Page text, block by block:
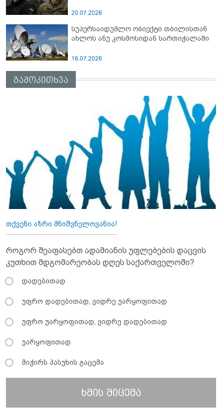
20.07.2026
სუპერსაიდუმლო ობიექტი თბილისთან
ახლოს ანუ კოსმოსიდან სართიჭალაში
16.07.2026
გამოკითხვა
თქვენი აზრი მნიშვნელოვანია!
როგორ შეაფასებთ ადამიანის უფლებების დაცვის
კუთხით მდგომარეობას დღეს საქართველოში?
დადებითად
უფრო დადებითად, ვიდრე უარყოფითად
უფრო უარყოფითად, ვიდრე დადებითად
უარყოფითად
მიჭირს პასუხის გაცემა
ხმის მიცემა